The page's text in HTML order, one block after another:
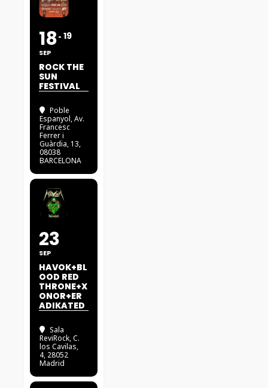
18
SEP
19
ROCK THE
SUN
FESTIVAL
Poble
Espanyol, Av.
Francesc
Ferrer i
Guàrdia, 13,
08038
BARCELONA
23
SEP
HAVOK+BL
OOD RED
THRONE+X
ONOR+ER
ADIKATED
Sala
ReviRock, C.
los Cavilas,
4, 28052
Madrid